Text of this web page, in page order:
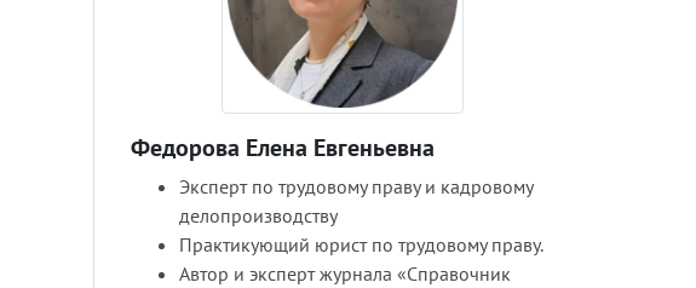
Федорова Елена Евгеньевна
Эксперт по трудовому праву и кадровому
делопроизводству
Практикующий юрист по трудовому праву.
Автор и эксперт журнала «Справочник